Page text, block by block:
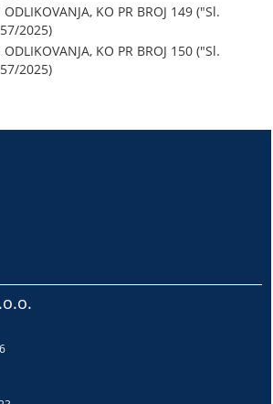
KO PR BROJ 149 ("Sl.
2025)
KO PR BROJ 150 ("Sl.
2025)